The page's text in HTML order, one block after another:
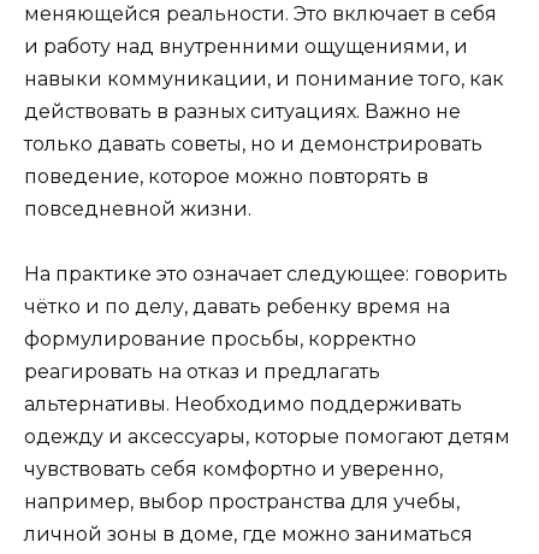
меняющейся реальности. Это включает в себя
и работу над внутренними ощущениями, и
навыки коммуникации, и понимание того, как
действовать в разных ситуациях. Важно не
только давать советы, но и демонстрировать
поведение, которое можно повторять в
повседневной жизни.
На практике это означает следующее: говорить
чётко и по делу, давать ребенку время на
формулирование просьбы, корректно
реагировать на отказ и предлагать
альтернативы. Необходимо поддерживать
одежду и аксессуары, которые помогают детям
чувствовать себя комфортно и уверенно,
например, выбор пространства для учебы,
личной зоны в доме, где можно заниматься